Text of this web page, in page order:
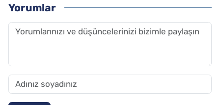
Yorumlar